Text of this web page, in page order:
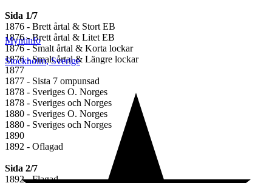
Sida 1/7
1876 - Brett årtal & Stort EB
1876 - Brett årtal & Litet EB
1876 - Smalt årtal & Korta lockar
1876 - Smalt årtal & Längre lockar
1877
1877 - Sista 7 ompunsad
1878 - Sveriges O. Norges
1878 - Sveriges och Norges
1880 - Sveriges O. Norges
1880 - Sveriges och Norges
1890
1892 - Oflagad
Sida 2/7
1892 - Flagad
Myntinfo
Stockholm,Sverige